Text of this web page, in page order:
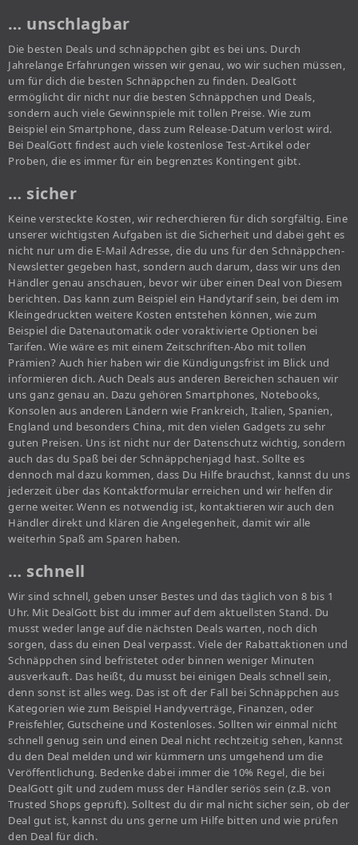
… unschlagbar
Die besten Deals und schnäppchen gibt es bei uns. Durch
Jahrelange Erfahrungen wissen wir genau, wo wir suchen müssen,
um für dich die besten Schnäppchen zu finden. DealGott
ermöglicht dir nicht nur die besten Schnäppchen und Deals,
sondern auch viele Gewinnspiele mit tollen Preise. Wie zum
Beispiel ein Smartphone, dass zum Release-Datum verlost wird.
Bei DealGott findest auch viele kostenlose Test-Artikel oder
Proben, die es immer für ein begrenztes Kontingent gibt.
… sicher
Keine versteckte Kosten, wir recherchieren für dich sorgfältig. Eine
unserer wichtigsten Aufgaben ist die Sicherheit und dabei geht es
nicht nur um die E-Mail Adresse, die du uns für den Schnäppchen-
Newsletter gegeben hast, sondern auch darum, dass wir uns den
Händler genau anschauen, bevor wir über einen Deal von Diesem
berichten. Das kann zum Beispiel ein Handytarif sein, bei dem im
Kleingedruckten weitere Kosten entstehen können, wie zum
Beispiel die Datenautomatik oder voraktivierte Optionen bei
Tarifen. Wie wäre es mit einem Zeitschriften-Abo mit tollen
Prämien? Auch hier haben wir die Kündigungsfrist im Blick und
informieren dich. Auch Deals aus anderen Bereichen schauen wir
uns ganz genau an. Dazu gehören Smartphones, Notebooks,
Konsolen aus anderen Ländern wie Frankreich, Italien, Spanien,
England und besonders China, mit den vielen Gadgets zu sehr
guten Preisen. Uns ist nicht nur der Datenschutz wichtig, sondern
auch das du Spaß bei der Schnäppchenjagd hast. Sollte es
dennoch mal dazu kommen, dass Du Hilfe brauchst, kannst du uns
jederzeit über das Kontaktformular erreichen und wir helfen dir
gerne weiter. Wenn es notwendig ist, kontaktieren wir auch den
Händler direkt und klären die Angelegenheit, damit wir alle
weiterhin Spaß am Sparen haben.
… schnell
Wir sind schnell, geben unser Bestes und das täglich von 8 bis 1
Uhr. Mit DealGott bist du immer auf dem aktuellsten Stand. Du
musst weder lange auf die nächsten Deals warten, noch dich
sorgen, dass du einen Deal verpasst. Viele der Rabattaktionen und
Schnäppchen sind befristetet oder binnen weniger Minuten
ausverkauft. Das heißt, du musst bei einigen Deals schnell sein,
denn sonst ist alles weg. Das ist oft der Fall bei Schnäppchen aus
Kategorien wie zum Beispiel Handyverträge, Finanzen, oder
Preisfehler, Gutscheine und Kostenloses. Sollten wir einmal nicht
schnell genug sein und einen Deal nicht rechtzeitig sehen, kannst
du den Deal melden und wir kümmern uns umgehend um die
Veröffentlichung. Bedenke dabei immer die 10% Regel, die bei
DealGott gilt und zudem muss der Händler seriös sein (z.B. von
Trusted Shops geprüft). Solltest du dir mal nicht sicher sein, ob der
Deal gut ist, kannst du uns gerne um Hilfe bitten und wie prüfen
den Deal für dich.